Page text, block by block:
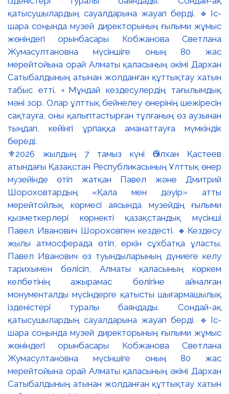
⚜️2026 жылдың 7 тамыз күні Әбілхан Қастеев
атындағы Қазақстан Республикасының Ұлттық өнер
музейінде өтіп жатқан Павел және Дмитрий
Шороховтардың «Қала мен дәуір» атты
мерейтойлық көрмесі аясында музейдің ғылыми
қызметкерлері көрнекті қазақстандық мүсінші
Павел Иванович Шороховпен кездесті. 🔸Кездесу
жылы атмосферада өтіп, еркін сұхбатқа ұласты.
Павел Иванович өз туындыларының дүниеге келу
тарихымен бөлісіп, Алматы қаласының көркем
келбетінің ажырамас бөлігіне айналған
монументалды мүсіндерге қатысты шығармашылық
ізденістері туралы баяндады. Сондай-ақ
қатысушылардың сауалдарына жауап берді. 🔹Іс-
шара соңында музей директорының ғылыми жұмыс
жөніндегі орынбасары Кобжанова Светлана
Жумасултановна мүсіншіге оның 80 жас
мерейтойына орай Алматы қаласының әкімі Дархан
Сатыбалдының атынан жолданған құттықтау хатын